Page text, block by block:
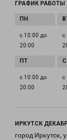
ГРАФИК РАБОТЫ
с 10:00 до
20:00
с
с 10:00 до
20:00
с
ИРКУТСК
город Иркутск,